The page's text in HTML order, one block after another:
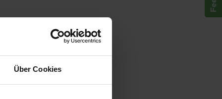
Über Cookies